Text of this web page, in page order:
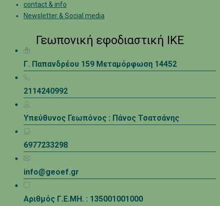
contact & info
Newsletter & Social media
Γεωπονική εφοδιαστική ΙΚΕ
Γ. Παπανδρέου 159 Μεταμόρφωση 14452
2114240992
Υπεύθυνος Γεωπόνος : Πάνος Τσατσάνης
6977233298
info@geoef.gr
Αριθμός Γ.Ε.ΜΗ. : 135001001000